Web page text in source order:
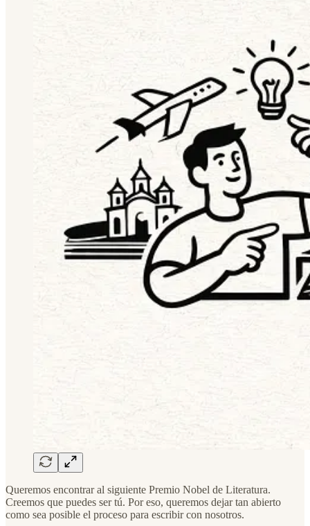
Queremos encontrar al siguiente Premio Nobel de Literatura.
Creemos que puedes ser tú. Por eso, queremos dejar tan abierto
como sea posible el proceso para escribir con nosotros.